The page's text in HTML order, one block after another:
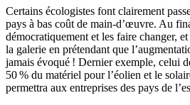
Certains écologistes font clairement
pays à bas coût de main-d’œuvre. Au
démocratiquement et les faire changer,
la galerie en prétendant que
jamais évoqué ! Dernier exemple, celui
50 % du matériel pour l’éolien et le
permettra aux entreprises des pays de